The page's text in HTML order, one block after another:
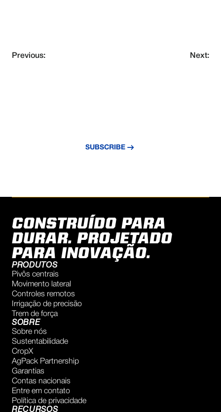
Previous: Next:
SUBSCRIBE
CONSTRUÍDO PARA
DURAR. PROJETADO
PARA INOVAÇÃO.
PRODUTOS
Pivôs centrais
Movimento lateral
Controles remotos
Irrigação de precisão
Trem de força
SOBRE
Sobre nós
Sustentabilidade
CropX
AgPack Partnership
Garantias
Contas nacionais
Entre em contato
Política de privacidade
RECURSOS